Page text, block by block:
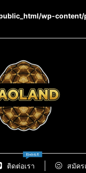
wp-
ติดต่อเรา
best
สมัคร